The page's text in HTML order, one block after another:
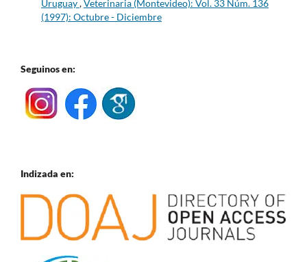
Uruguay,Veterinaria (Montevideo): Vol. 33 Núm. 136
(1997): Octubre - Diciembre
Seguinos en:
Indizada en: